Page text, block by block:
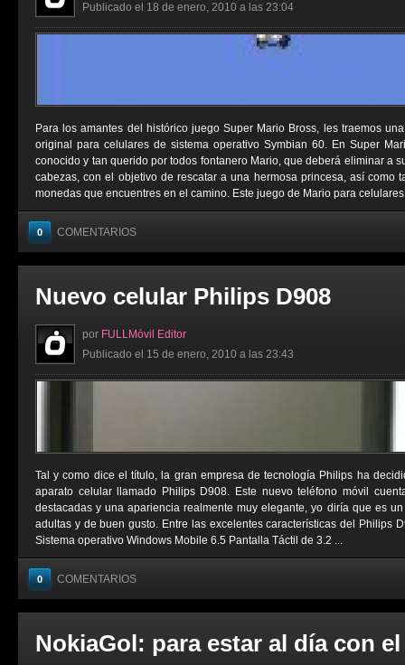
Publicado el 18 de enero, 2010 a las 23:04
Para los amantes del histórico juego Super Mario Bross, les traemos
original para celulares de sistema operativo Symbian 60. En Super
conocido y tan querido por todos fontanero Mario, que deberá eliminar a
cabezas, con el objetivo de rescatar a una hermosa princesa, así como
monedas que encuentres en el camino. Este juego de Mario para celulares
0 COMENTARIOS
Nuevo celular Philips D908
por FULLMóvil Editor
Publicado el 15 de enero, 2010 a las 23:43
Tal y como dice el título, la gran empresa de tecnología Philips ha
aparato celular llamado Philips D908. Este nuevo teléfono móvil
destacadas y una apariencia realmente muy elegante, yo diría que es
adultas y de buen gusto. Entre las excelentes características del Philips
Sistema operativo Windows Mobile 6.5 Pantalla Táctil de 3.2 ...
0 COMENTARIOS
NokiaGol: para estar al día con